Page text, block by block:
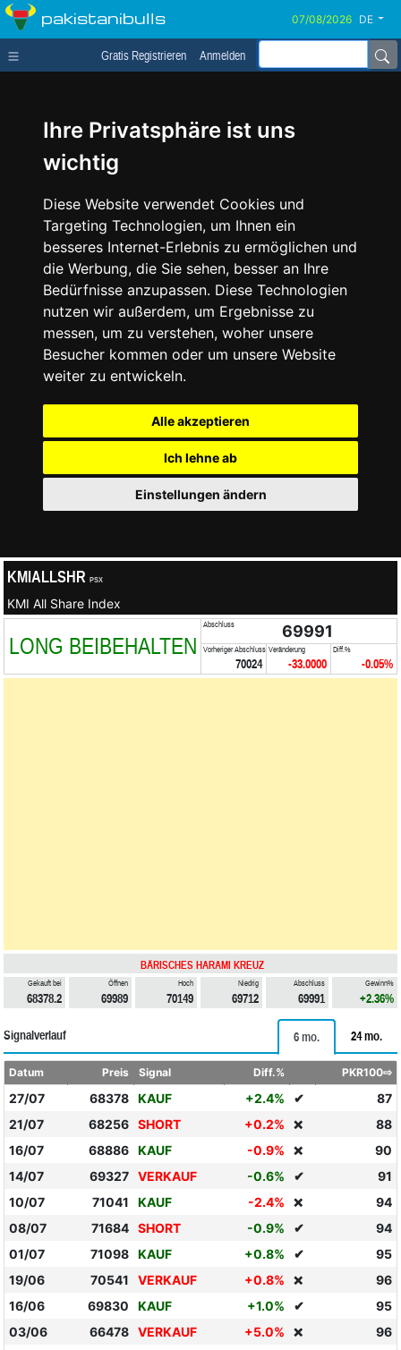
Ihre Privatsphäre ist uns
wichtig
Diese Website verwendet Cookies und
Targeting Technologien, um Ihnen ein
besseres Internet-Erlebnis zu ermöglichen und
die Werbung, die Sie sehen, besser an Ihre
Bedürfnisse anzupassen. Diese Technologien
nutzen wir außerdem, um Ergebnisse zu
messen, um zu verstehen, woher unsere
Besucher kommen oder um unsere Website
weiter zu entwickeln.
Alle akzeptieren
Ich lehne ab
Einstellungen ändern
pakistanibulls DE
Gratis Registrieren Anmelden
KMIALLSHR PSX
KMI All Share Index
LONG BEIBEHALTEN
Abschluss 69991
Vorheriger Abschluss
70024
Veränderung
-33.0000
Diff.%
-0.05%
BÄRISCHES HARAMI KREUZ
Gekauft bei
68378.2
Öffnen
69989
Hoch
70149
Niedrig
69712
Abschluss
69991
Gewinn%
+2.36%
Signalverlauf 6 mo. 24 mo.
Datum Preis Signal Diff.% PKR100⇨
27/07 68378 KAUF +2.4% ✔
87
21/07
68256 SHORT +0.2% ❌
88
16/07
68886 KAUF -0.9% ❌
90
14/07
69327 VERKAUF -0.6% ✔
91
10/07
71041 KAUF -2.4% ❌
94
08/07
71684 SHORT -0.9% ✔
94
01/07
71098 KAUF +0.8% ✔
95
19/06
70541 VERKAUF +0.8% ❌
96
16/06
69830 KAUF +1.0% ✔
95
03/06
66478 VERKAUF +5.0% ❌
96